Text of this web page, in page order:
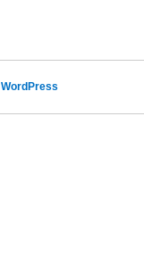
WordPress